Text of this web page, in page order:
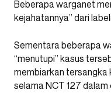
Beberapa warganet
kejahatannya” dari
Sementara beberapa
“menutupi” kasus
membiarkan tersangka
selama NCT 127